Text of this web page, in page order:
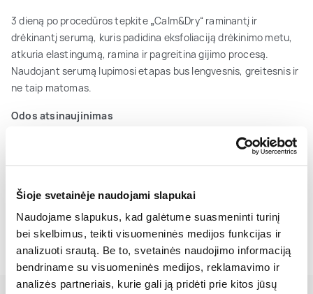
Šioje svetainėje naudojami slapukai
Naudojame slapukus, kad galėtume suasmeninti turinį
bei skelbimus, teikti visuomeninės medijos funkcijas ir
analizuoti srautą. Be to, svetainės naudojimo informaciją
bendriname su visuomeninės medijos, reklamavimo ir
analizės partneriais, kurie gali ją pridėti prie kitos jūsų
3 dieną po procedūros tepkite „Calm&Dry“ raminantį ir
drėkinantį serumą, kuris padidina eksfoliaciją drėkinimo metu,
atkuria elastingumą, ramina ir pagreitina gijimo procesą.
Naudojant serumą lupimosi etapas bus lengvesnis, greitesnis ir
ne taip matomas.
Odos atsinaujinimas
4 dieną po procedūros naudokite atnaujinantį serumą
Serumas tolygiai užbaigia pilingo procesą ir yra naudojamas, kol
baigiasi lupimosi procesas.